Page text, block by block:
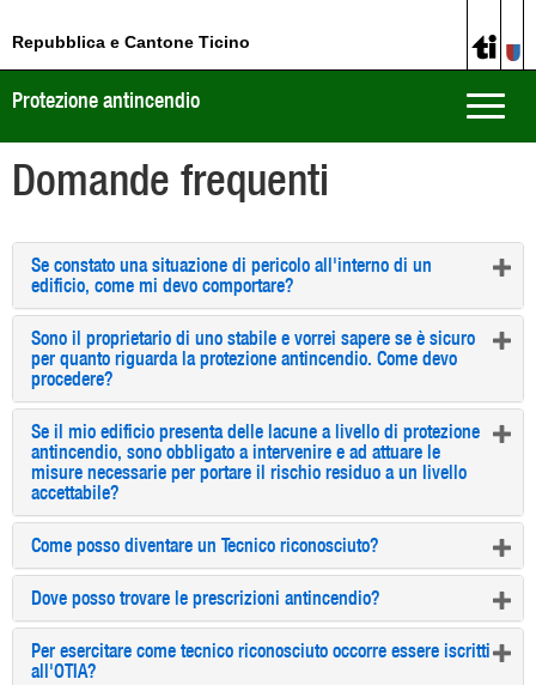
Repubblica e Cantone Ticino
Toggle
Protezione antincendio
Domande frequenti
Se constato una situazione di pericolo all'interno di un
edificio, come mi devo comportare?
Sono il proprietario di uno stabile e vorrei sapere se è sicuro
per quanto riguarda la protezione antincendio. Come devo
procedere?
Se il mio edificio presenta delle lacune a livello di protezione
antincendio, sono obbligato a intervenire e ad attuare le
misure necessarie per portare il rischio residuo a un livello
accettabile?
Come posso diventare un Tecnico riconosciuto?
Dove posso trovare le prescrizioni antincendio?
Per esercitare come tecnico riconosciuto occorre essere iscritti
all'OTIA?